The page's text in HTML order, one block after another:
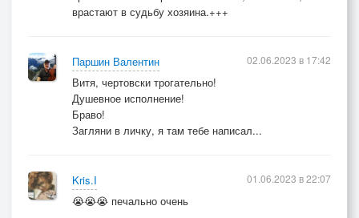
врастают в судьбу хозяина.+++
Паршин Валентин
Витя, чертовски трогательно!
Душевное исполнение!
Браво!
Загляни в личку, я там тебе написал...
02.06.2023 в 17:42
Kris.I
😭😭😭 печально очень
01.06.2023 в 22:07